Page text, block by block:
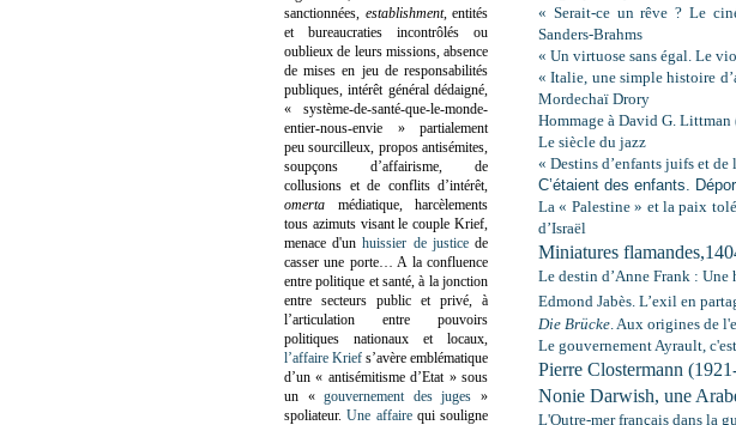
« Serait-ce un rêve ? Le
Sanders-Brahms
« Un virtuose sans égal. Le
« Italie, une simple histoire
Mordechaï Drory
Hommage à David G.
Le siècle du jazz
« Destins d’enfants juifs et de
C’étaient des enfants.
La « Palestine » et la paix
d’Israël
Miniatures
Le destin d’Anne Frank : Une
Edmond Jabès. L’exil en
Die Brücke. Aux origines de
Le gouvernement Ayrault,
Pierre Clostermann
Nonie Darwish, une
L'Outre-mer français dans la
sanctionnées, establishment, entités
et bureaucraties incontrôlés ou
oublieux de leurs missions, absence
de mises en jeu de responsabilités
publiques, intérêt général dédaigné,
« système-de-santé-que-le-monde-
entier-nous-envie » partialement
peu sourcilleux, propos antisémites,
soupçons d’affairisme, de
collusions et de conflits d’intérêt,
omerta médiatique, harcèlements
tous azimuts visant le couple Krief,
menace d'unhuissier de justicede
casser une porte… A la confluence
entre politique et santé, à la jonction
entre secteurs public et privé, à
l’articulation entre pouvoirs
politiques nationaux et locaux,
l’affaire Krief s’avère emblématique
d’un « antisémitisme d’Etat » sous
un «gouvernement des juges »
spoliateur.Une affairequi souligne